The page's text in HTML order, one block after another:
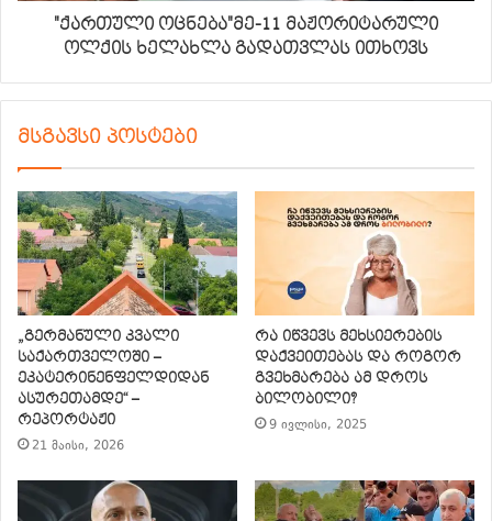
"ქართული ოცნება"მე-11 მაჟორიტარული
ოლქის ხელახლა გადათვლას ითხოვს
მსგავსი პოსტები
„გერმანული კვალი
საქართველოში –
ეკატერინენფელდიდან
ასურეთამდე“ –
რეპორტაჟი
21 მაისი, 2026
რა იწვევს მეხსიერების
დაქვეითებას და როგორ
გვეხმარება ამ დროს
ბილობილი?
9 ივლისი, 2025